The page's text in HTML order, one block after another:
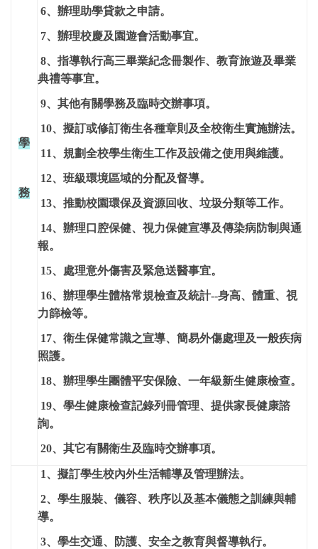
學
務
6、辦理助學貸款之申請。
7、辦理校慶及園遊會活動事宜。
8、指導執行高三畢業紀念冊製作、教育旅遊及畢業
典禮等事宜。
9、其他有關學務及臨時交辦事項。
10、擬訂或修訂衛生各種章則及全校衛生實施辦法。
11、規劃全校學生衛生工作及設備之使用與維護。
12、班級環境區域的分配及督導。
13、推動校園環保及資源回收、垃圾分類等工作。
14、辦理口腔保健、視力保健宣導及傳染病防制與通
報。
15、處理意外傷害及緊急送醫事宜。
16、辦理學生體格常規檢查及統計--身高、體重、視
力篩檢等。
17、衛生保健常識之宣導、簡易外傷處理及一般疾病
照護。
18、辦理學生團體平安保險、一年級新生健康檢查。
19、學生健康檢查記錄列冊管理、提供家長健康諮
詢。
20、其它有關衛生及臨時交辦事項。
1、擬訂學生校內外生活輔導及管理辦法。
2、學生服裝、儀容、秩序以及基本儀態之訓練與輔
導。
3、學生交通、防護、安全之教育與督導執行。